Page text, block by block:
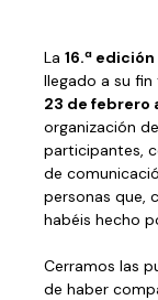
La 16.ª
llegado a su
23 de febrero
organización
participantes,
de
personas que,
habéis hecho
Cerramos las
de haber